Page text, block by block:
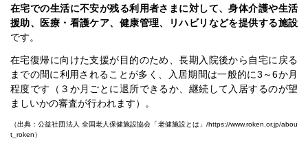
在宅での生活に不安が残る利用者さまに対して、身体介護や生活
援助、医療・看護ケア、健康管理、リハビリなどを提供する施設
です。
在宅復帰に向けた支援が目的のため、長期入院後から自宅に戻る
までの間に利用されることが多く、入居期間は一般的に3～6か月
程度です（３か月ごとに退所できるか、継続して入居するのが望
ましいかの審査が行われます）。
（出典：公益社団法人 全国老人保健施設協会「老健施設とは」/https://www.roken.or.jp/abou
t_roken）